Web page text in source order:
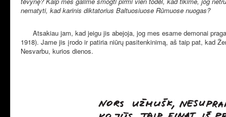
nematyti, kad karinis diktatorius Baltuosiuose Rūmuose nuogas?
Atsakiau jam, kad jeigu jis abejoja, jog mes esame demonai
1918). Jame jis įrodo ir patiria niūrų pasitenkinimą, aš taip pat, kad
Nesvarbu, kurios dienos.